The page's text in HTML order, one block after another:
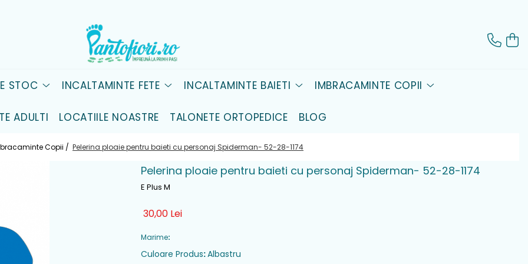
STOC INCALTAMINTE FETE INCALTAMINTE BAIETI IMBRACAMINTE COPII
ADULTI LOCATIILE NOASTRE TALONETE ORTOPEDICE BLOG
Copii / Pelerina ploaie pentru baieti cu personaj Spiderman- 52-28-1174
Pelerina ploaie pentru baieti cu personaj Spiderman- 52-28-1174
E Plus M
30,00 Lei
Marime:
Culoare Produs:Albastru